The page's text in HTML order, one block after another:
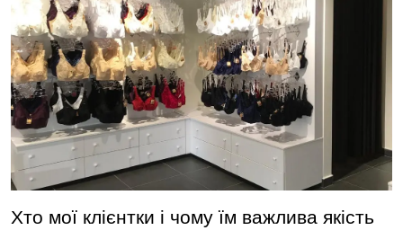
Хто мої клієнтки і чому їм важлива якість